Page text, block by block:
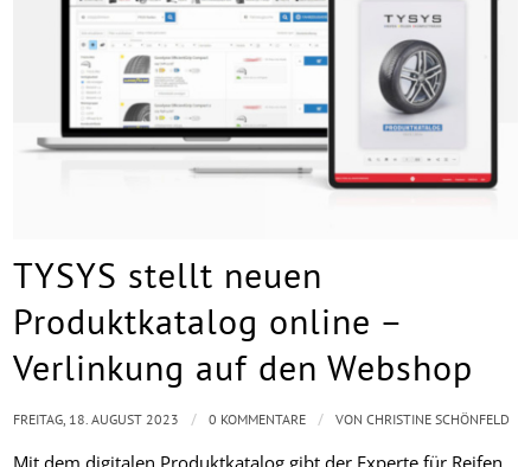
TYSYS stellt neuen
Produktkatalog online –
Verlinkung auf den Webshop
FREITAG, 18. AUGUST 2023 / 0 KOMMENTARE / VONCHRISTINE SCHÖNFELD